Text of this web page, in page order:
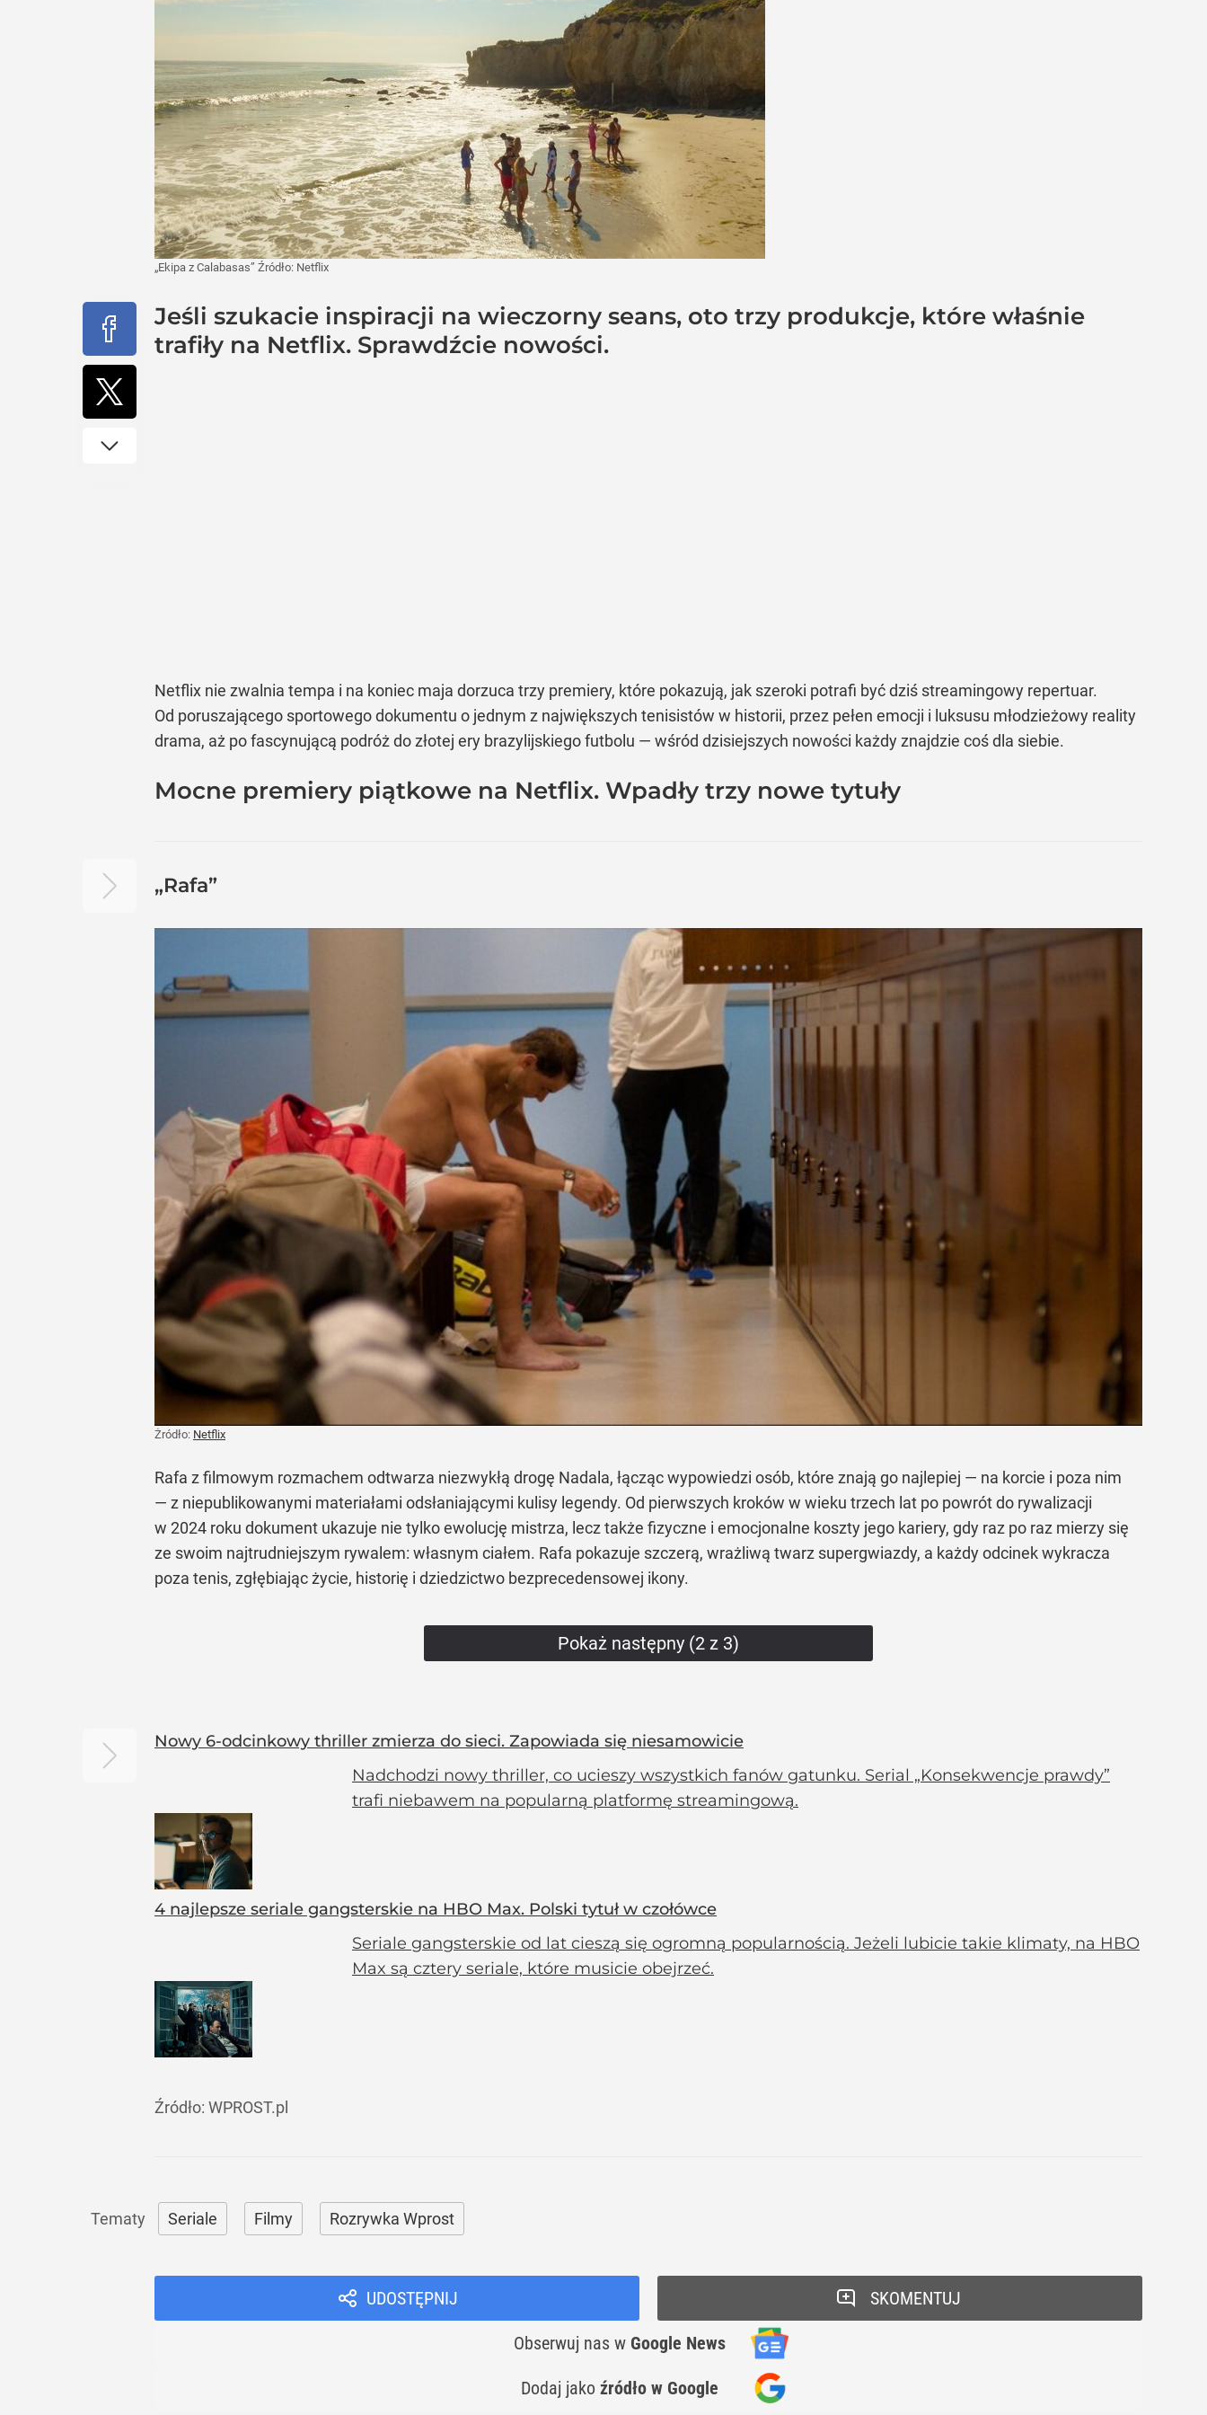
„Ekipa z Calabasas” Źródło: Netflix
Jeśli szukacie inspiracji na wieczorny seans, oto trzy produkcje, które właśnie
trafiły na Netflix. Sprawdźcie nowości.
Netflix nie zwalnia tempa i na koniec maja dorzuca trzy premiery, które pokazują, jak szeroki potrafi być dziś streamingowy repertuar.
Od poruszającego sportowego dokumentu o jednym z największych tenisistów w historii, przez pełen emocji i luksusu młodzieżowy reality
drama, aż po fascynującą podróż do złotej ery brazylijskiego futbolu — wśród dzisiejszych nowości każdy znajdzie coś dla siebie.
Mocne premiery piątkowe na Netflix. Wpadły trzy nowe tytuły
„Rafa”
Żródło: Netflix
Rafa z filmowym rozmachem odtwarza niezwykłą drogę Nadala, łącząc wypowiedzi osób, które znają go najlepiej — na korcie i poza nim
— z niepublikowanymi materiałami odsłaniającymi kulisy legendy. Od pierwszych kroków w wieku trzech lat po powrót do rywalizacji
w 2024 roku dokument ukazuje nie tylko ewolucję mistrza, lecz także fizyczne i emocjonalne koszty jego kariery, gdy raz po raz mierzy się
ze swoim najtrudniejszym rywalem: własnym ciałem. Rafa pokazuje szczerą, wrażliwą twarz supergwiazdy, a każdy odcinek wykracza
poza tenis, zgłębiając życie, historię i dziedzictwo bezprecedensowej ikony.
Pokaż następny (2 z 3)
Nowy 6-odcinkowy thriller zmierza do sieci. Zapowiada się niesamowicie
Nadchodzi nowy thriller, co ucieszy wszystkich fanów gatunku. Serial „Konsekwencje prawdy”
trafi niebawem na popularną platformę streamingową.
4 najlepsze seriale gangsterskie na HBO Max. Polski tytuł w czołówce
Seriale gangsterskie od lat cieszą się ogromną popularnością. Jeżeli lubicie takie klimaty, na HBO
Max są cztery seriale, które musicie obejrzeć.
Źródło: WPROST.pl
Seriale Filmy Rozrywka Wprost
UDOSTĘPNIJ
Obserwuj nas w Google News
Dodaj jako źródło w Google
SKOMENTUJ